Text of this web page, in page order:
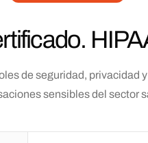
de seguridad, privacidad
sensibles del sector